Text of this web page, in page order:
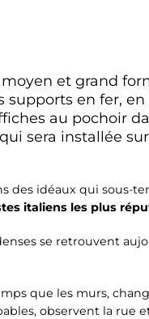
et grand
en fer,
au pochoir
sera installée
des idéaux qui sous-
italiens les plus
se retrouvent
que les murs,
observent la rue